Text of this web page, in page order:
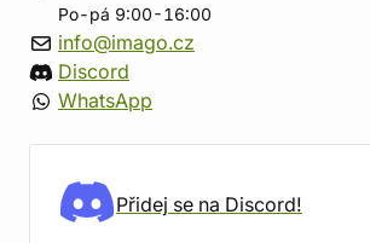
Po-pá 9:00-16:00
info@imago.cz
Discord
WhatsApp
Přidej se na Discord!